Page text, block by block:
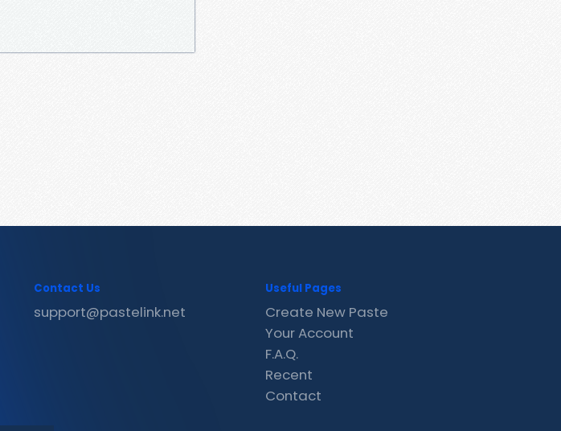
Contact Us
support@pastelink.net
Useful Pages
Create New Paste
Your Account
F.A.Q.
Recent
Contact